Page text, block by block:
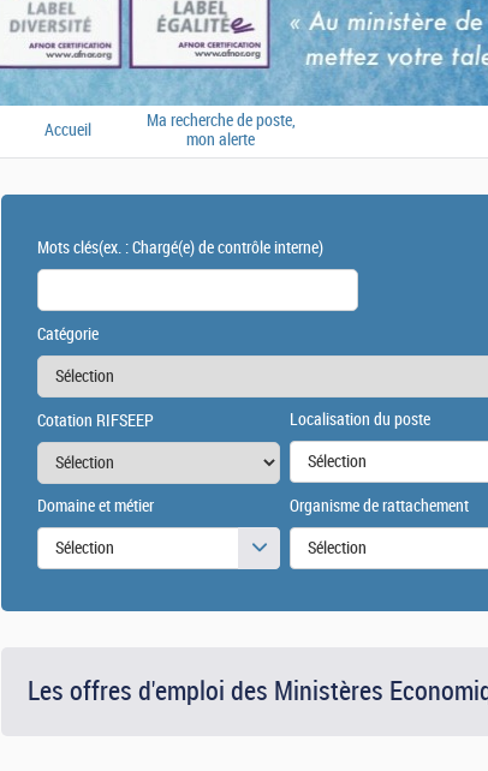
Accueil
Ma recherche de poste,
mon alerte
Mots clés(ex. : Chargé(e) de contrôle interne)
Catégorie
Cotation RIFSEEP Localisation du poste
Sélection
Domaine et métier
Sélection
Organisme de rattachement
Sélection
Les offres d'emploi des Ministères